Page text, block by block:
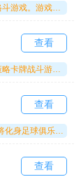
《宇宙最强公园》是由经典漫画改编的动作格斗游戏。游戏设有4个世界、20多个关卡，还支持丰富的升级系统，玩家能领略到浓郁的美式漫画风格。感兴趣的玩家不妨来体验一番！
《闪烁之光》是抖音平台上一款相当热门的策略卡牌战斗游戏。作为一款创新的挂机战斗游戏，它省却了复杂的操作流程，玩法简单易上手，还包含着丰富刺激的副本任务。精彩的PVP竞技玩法能为玩家带来沉浸式的体验。赶紧行动起来，和你喜爱的朋友们一起畅快游玩吧。
查看
荣耀冠军是由fifo授权的足球模拟游戏。玩家将化身足球俱乐部老板，目标是提升俱乐部的整体实力——为此你需要招募实力强劲的球员，建设更多的俱乐部场地设施，让俱乐部的身价持续增长。你热爱足球吗？这里一定有你感兴趣的内容。
查看
查看